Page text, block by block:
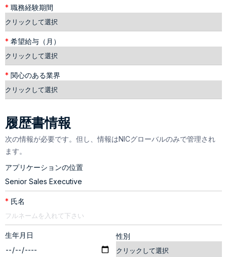
* 職務経験期間
* 希望給与（月）
* 関心のある業界
履歴書情報
次の情報が必要です。但し、情報はNICグローバルのみで管理され
ます。
アプリケーションの位置
* 氏名
生年月日 性別